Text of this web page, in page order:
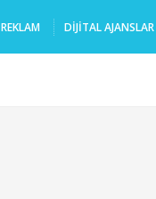
REKLAM DIJITAL AJANSLAR